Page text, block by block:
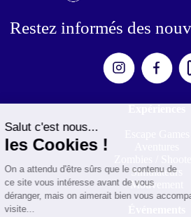
Restez informés des
Simulateurs
Mouvement